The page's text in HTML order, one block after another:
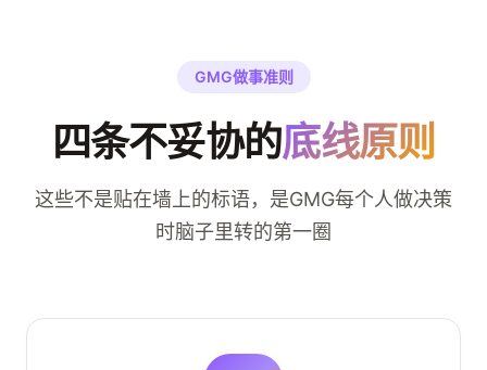
GMG做事准则
四条不妥协的底线原则
这些不是贴在墙上的标语，是GMG每个人做决策
时脑子里转的第一圈